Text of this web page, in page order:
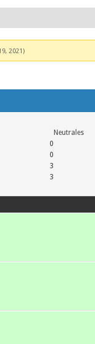
2021)
Neutrales
0
0
3
3